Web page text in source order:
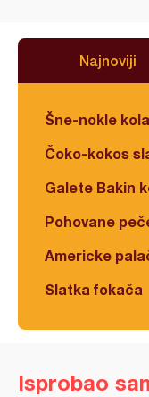
Najnoviji
Šne-nokle
Čoko-kokos
Galete Bakin
Pohovane
Americke
Slatka fokača
Isprobao